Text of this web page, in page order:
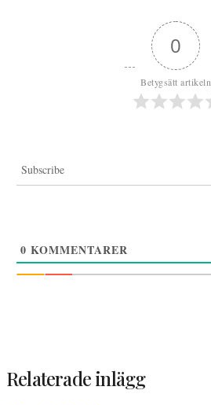
0
Betygsätt artikeln
Subscribe
0 KOMMENTARER
Relaterade inlägg